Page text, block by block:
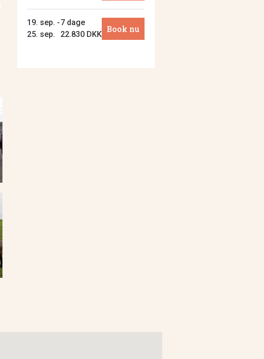
19. sep. -
25. sep.
7 dage
22.830 DKK
Book nu